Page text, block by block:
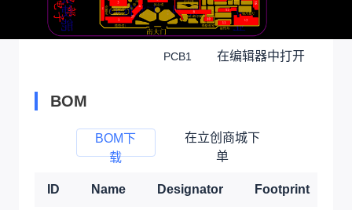
PCB1 在编辑器中打开
BOM
BOM下
载
在立创商城下
单
ID Name Designator Footprint